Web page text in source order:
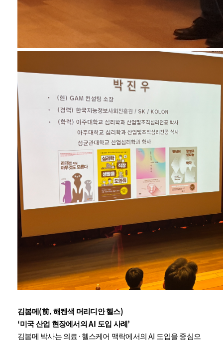
김봄메 (前. 해켄색 머리디안 헬스)
‘미국 산업 현장에서의 AI 도입 사례 ’
김봄메 박사는 의료 · 헬스케어 맥락에서의AI 도입을 중심으